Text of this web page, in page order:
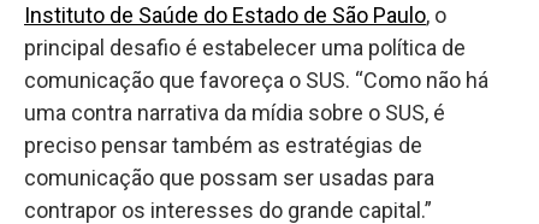
Instituto de Saúde do Estado de São Paulo, o
principal desafio é estabelecer uma política de
comunicação que favoreça o SUS. “Como não há
uma contra narrativa da mídia sobre o SUS, é
preciso pensar também as estratégias de
comunicação que possam ser usadas para
contrapor os interesses do grande capital.”